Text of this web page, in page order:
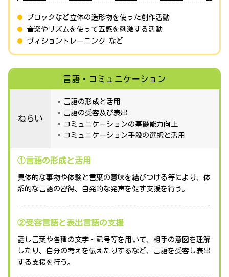
ブロックなど立体の造形物を使った創作活動
音楽やリズムを使って五感を刺激する活動
ヴィジョントレーニング など
言語・コミュニケーション
ねらい
言語の形成と活用
言語の受容及び表出
コミュニケーションの基礎能力向上
コミュニケーション手段の選択と活用
①言語の形成と活用
具体的な事物や体験と言葉の意味を結びつける等により、体
系的な言語の習得、自発的な発声を促す支援を行う。
②受容言語と表出言語の支援
話し言葉や各種の文字・記号等を用いて、相手の意図を理解
したり、自分の考えを伝えたりするなど、言語を受容し表出
する支援を行う。